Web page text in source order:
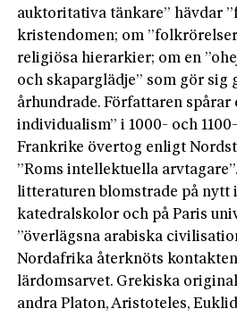
auktoritativa tänkare” hävdar
kristendomen; om
religiösa hierarkier; om en
och skaparglädje” som gör sig
århundrade. Författaren spårar
individualism” i 1000- och
Frankrike övertog enligt
”Roms intellektuella
litteraturen blomstrade på nytt
katedralskolor och på Paris
”överlägsna arabiska
Nordafrika återknöts
lärdomsarvet. Grekiska
andra Platon, Aristoteles,